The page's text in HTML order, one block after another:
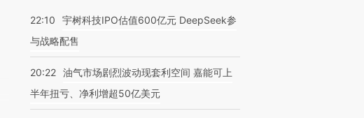
22:10
宇树科技IPO估值600亿元 DeepSeek参
与战略配售
20:22 油气市场剧烈波动现套利空间 嘉能可上
半年扭亏、净利增超50亿美元